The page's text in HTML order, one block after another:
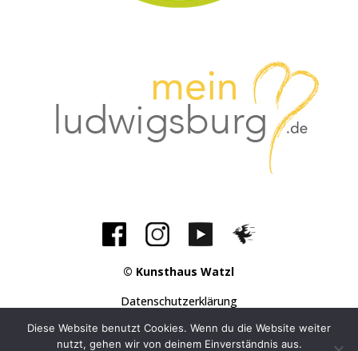
© Kunsthaus Watzl
Datenschutzerklärung
Diese Website benutzt Cookies. Wenn du die Website weiter
nutzt, gehen wir von deinem Einverständnis aus.